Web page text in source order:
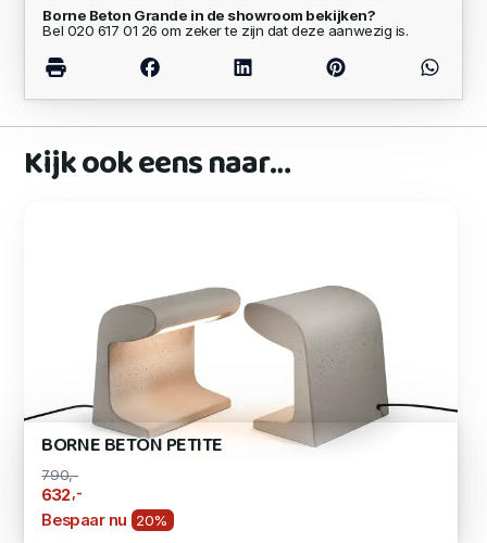
Borne Beton Grande in de showroom bekijken?
Bel 020 617 01 26 om zeker te zijn dat deze aanwezig is.
Kijk ook eens naar…
BORNE BETON PETITE
790,-
632,-
Bespaar nu 20%